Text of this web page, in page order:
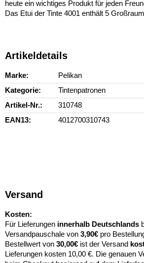
heute ein wichtiges Produkt für jeden
Das Etui der Tinte 4001 enthält 5
Artikeldetails
Marke
Pelikan
Kategorie
Tintenpatronen
Artikel-Nr.
310748
EAN13
4012700310743
Versand
Kosten:
Für Lieferungen innerhalb Deutschlands
Versandpauschale von 3,90€ pro
Bestellwert von 30,00€ ist der Versand
Lieferungen kosten 10,00 €. Die genauen